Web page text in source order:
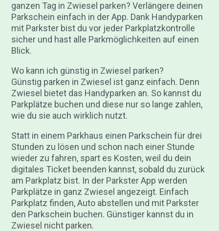
ganzen Tag in Zwiesel parken? Verlängere deinen
Parkschein einfach in der App. Dank Handyparken
mit Parkster bist du vor jeder Parkplatzkontrolle
sicher und hast alle Parkmöglichkeiten auf einen
Blick.
Wo kann ich günstig in Zwiesel parken?
Günstig parken in Zwiesel ist ganz einfach. Denn
Zwiesel bietet das Handyparken an. So kannst du
Parkplätze buchen und diese nur so lange zahlen,
wie du sie auch wirklich nutzt.
Statt in einem Parkhaus einen Parkschein für drei
Stunden zu lösen und schon nach einer Stunde
wieder zu fahren, spart es Kosten, weil du dein
digitales Ticket beenden kannst, sobald du zurück
am Parkplatz bist. In der Parkster App werden
Parkplätze in ganz Zwiesel angezeigt. Einfach
Parkplatz finden, Auto abstellen und mit Parkster
den Parkschein buchen. Günstiger kannst du in
Zwiesel nicht parken.